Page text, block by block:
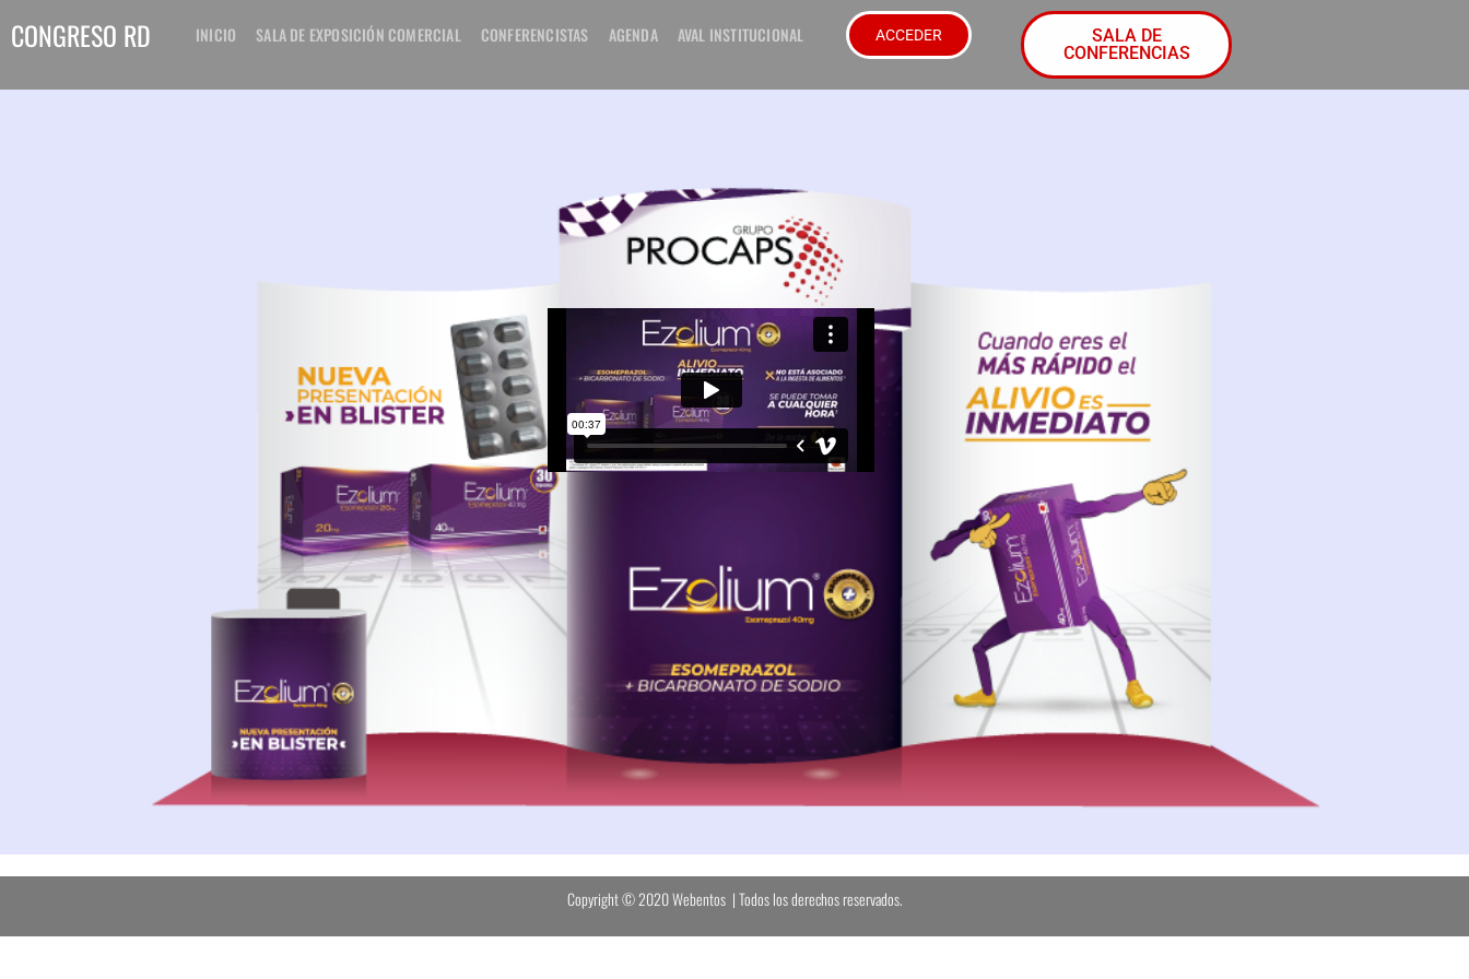
CONGRESO RD INICIO SALA DE EXPOSICIÓN COMERCIAL CONFERENCISTAS AGENDA AVAL INSTITUCIONAL ACCEDER
SALA DE
CONFERENCIAS
Copyright © 2020 Webentos | Todos los derechos reservados.